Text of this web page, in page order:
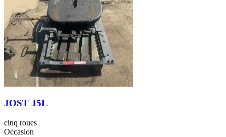
JOST J5L
cinq roues
Occasion